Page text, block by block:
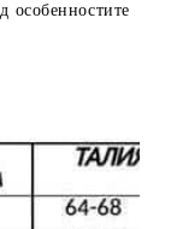
особенностите